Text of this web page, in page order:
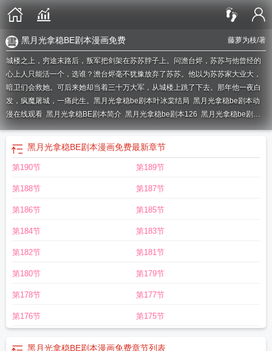
藤萝为枝/著
黑月光拿稳BE剧本漫画免费
城楼之上，穷途末路后，叛军把剑架在苏苏脖子上。问澹台烬，苏苏与他曾经的
心上人只能活一个，选谁？澹台烬毫不犹豫放弃了苏苏。他以为苏苏家大业大，
暗卫们会救她。可后来她却当着三十万大军，从城楼上跳了下去。那年他一夜白
发，疯魔屠城，一痛此生。 黑月光拿稳be剧本叶冰棠结局 黑月光拿稳be剧本动
漫在线观看 黑月光拿稳BE剧本简介 黑月光拿稳be剧本126 黑月光拿稳be剧本
TXT加番外黑月光拿稳be剧本澹台烬叶夕雾黑月光拿稳be剧本广播剧猫耳黑月
光拿稳be剧本结局是he还是be
黑月光拿稳be剧本
人 黑月光拿稳be剧本78
本117黑月光拿稳be剧本128 黑月光拿稳be剧本结局是be吗
稳be剧本漫画第一话
黑月光拿稳be剧本111 黑月光拿稳be剧本102
be剧本多少万字
黑月光拿稳be剧本无删减全文免费阅读
下拉式黑月光拿稳be剧本是be结局吗 黑月光拿稳be剧本广播剧夸克
藤萝为枝黑月光拿稳be剧本无删减在线阅读黑月光拿稳be剧本74
黑月光拿稳BE剧本漫画免费最新章节
第190节 第189节
第188节 第187节
第186节 第185节
第184节 第183节
第182节 第181节
第180节 第179节
第178节 第177节
第176节 第175节
黑月光拿稳BE剧本漫画免费章节列表